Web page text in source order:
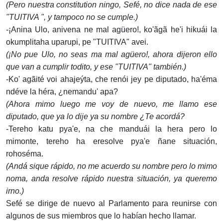
(Pero nuestra constitution ningo, Sefé, no dice nada de ese
"TUITIVA ", y tampoco no se cumple.)
-¡Anina Ulo, anivena ne mal agüero!, ko'ãgã he'i hikuái la
okumplitaha uparupi, pe "TUITIVA" avei.
(¡No pue Ulo, no seas ma mal agüero!, ahora dijeron ello
que van a cumplir todito, y ese "TUITIVA" también.)
-Ko' agãité voi ahajeýta, che renói jey pe diputado, ha'éma
ndéve la héra, ¿nemandu' apa?
(Ahora mimo luego me voy de nuevo, me llamo ese
diputado, que ya lo dije ya su nombre ¿Te acordá?
-Tereho katu pya'e, na che manduái la hera pero lo
mimonte, tereho ha eresolve pya'e ñane situación,
rohoséma.
(Andá sique rápido, no me acuerdo su nombre pero lo mimo
noma, anda resolve rápido nuestra situación, ya queremo
irno.)
Sefé se dirige de nuevo al Parlamento para reunirse con
algunos de sus miembros que lo habían hecho llamar.